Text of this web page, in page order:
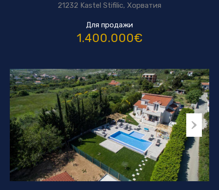
21232 Kastel Stifilic, Хорватия
Для продажи
1.400.000€